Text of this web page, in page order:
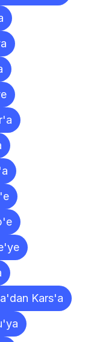
Kars'a